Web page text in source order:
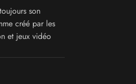
son
créé par les
et jeux vidéo